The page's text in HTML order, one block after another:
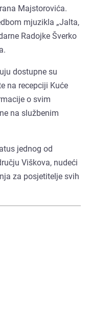
Majstorovića.
mjuzikla „Jalta,
Radojke Šverko
dostupne su
na recepciji Kuće
o svim
na službenim
jednog od
Viškova, nudeći
za posjetitelje svih